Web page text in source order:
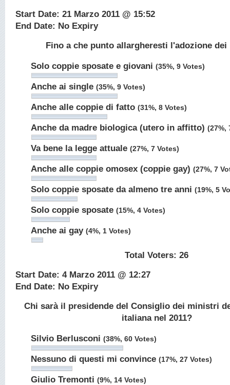
Start Date: 21 Marzo 2011 @ 15:52
End Date: No Expiry
Fino a che punto allargheresti l'adozione dei
Solo coppie sposate e giovani (35%, 9 Votes)
Anche ai single (35%, 9 Votes)
Anche alle coppie di fatto (31%, 8 Votes)
Anche da madre biologica (utero in affitto) (27%,
Va bene la legge attuale (27%, 7 Votes)
Anche alle coppie omosex (coppie gay) (27%, 7
Solo coppie sposate da almeno tre anni (19%, 5
Solo coppie sposate (15%, 4 Votes)
Anche ai gay (4%, 1 Votes)
Total Voters: 26
Start Date: 4 Marzo 2011 @ 12:27
End Date: No Expiry
Chi sarà il presidende del Consiglio dei ministri
italiana nel 2011?
Silvio Berlusconi (38%, 60 Votes)
Nessuno di questi mi convince (17%, 27 Votes)
Giulio Tremonti (9%, 14 Votes)